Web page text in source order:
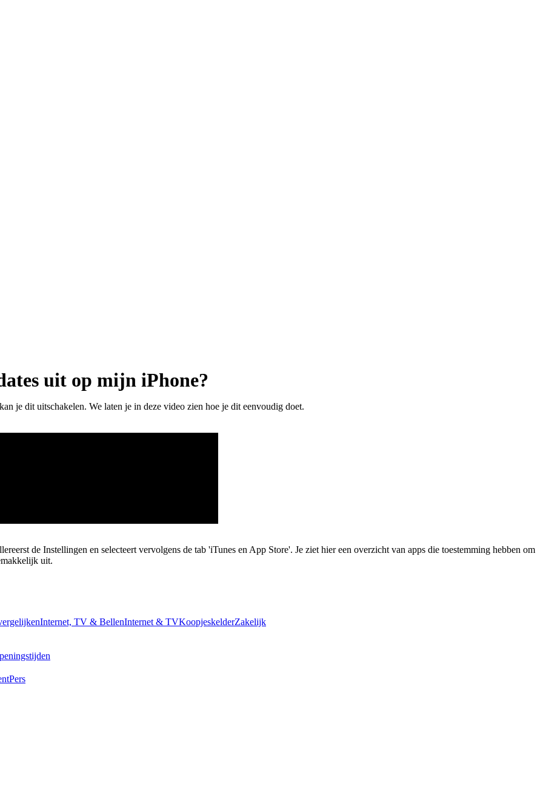
uit op mijn iPhone?
je dit uitschakelen. We laten je in deze video zien hoe je dit eenvoudig doet.
de Instellingen en selecteert vervolgens de tab 'iTunes en App Store'. Je ziet hier een overzicht van apps die toestemming hebben om
uit.
Internet, TV & BellenInternet & TVKoopjeskelderZakelijk
Pers